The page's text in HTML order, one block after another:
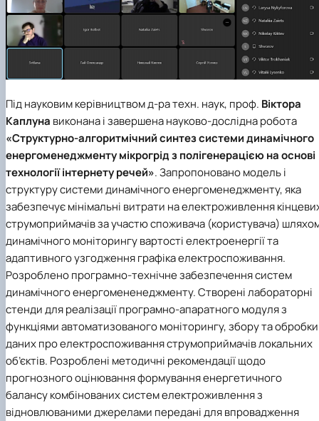
Під науковим керівництвом д-ра техн. наук, проф. Віктора
Каплуна виконана і завершена науково-дослідна робота
«Cтруктурно-алгоритмічний синтез системи динамічного
енергоменеджменту мікрогрід з полігенерацією на основі
технології інтернету речей». Запропоновано модель і
структуру системи динамічного енергоменеджменту, яка
забезпечує мінімальні витрати на електроживлення
струмоприймачів за участю споживача (користувача)
динамічного моніторингу вартості електроенергії та
адаптивного узгодження графіка електроспоживання.
Розроблено програмно-технічне забезпечення систем
динамічного енергомененеджменту. Створені лабораторні
стенди для реалізації програмно-апаратного модуля з
функціями автоматизованого моніторингу, збору та обробки
даних про електроспоживання струмоприймачів локальних
об’єктів. Розроблені методичні рекомендації щодо
прогнозного оцінювання формування енергетичного
балансу комбінованих систем електроживлення з
відновлюваними джерелами передані для впровадження